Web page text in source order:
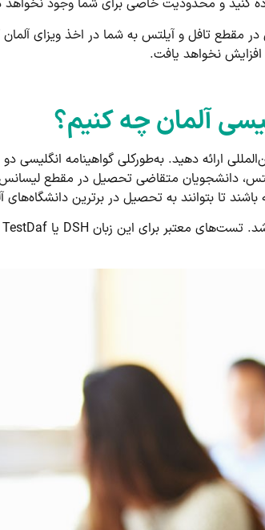
کنید و محدودیت خاصی برای شما وجود
در مقطع تافل و آیلتس به شما در اخذ ویزای
نخواهد یافت.
آلمان چه کنیم؟
ارائه دهید. به‌طورکلی گواهینامه انگلیسی